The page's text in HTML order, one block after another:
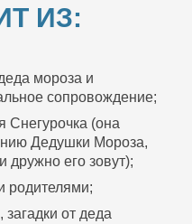
ИЗ:
мороза и
сопровождение;
Снегурочка (она
Дедушки Мороза,
дружно его зовут);
родителями;
от деда